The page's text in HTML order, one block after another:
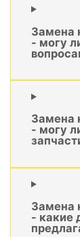
Замена
- могу
Замена
- могу
Замена
- какие